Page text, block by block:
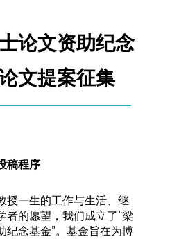
论文资助纪念
文提案征集
稿程序
授一生的工作与生活、继
者的愿望，我们成立了“梁
纪念基金”。基金旨在为博